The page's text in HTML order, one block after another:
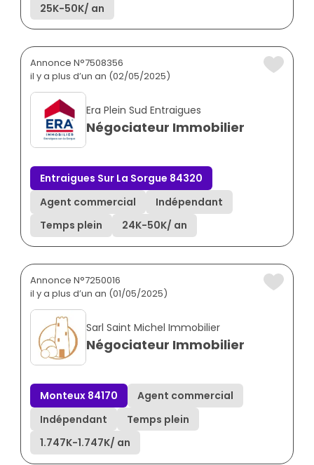
25K-50K/ an
Annonce N°7508356
il y a plus d’un an (02/05/2025)
Era Plein Sud Entraigues
Négociateur Immobilier
Entraigues Sur La Sorgue 84320
Agent commercial
Indépendant
Temps plein
24K-50K/ an
Annonce N°7250016
il y a plus d’un an (01/05/2025)
Sarl Saint Michel Immobilier
Négociateur Immobilier
Monteux 84170
Agent commercial
Indépendant
Temps plein
1.747K-1.747K/ an